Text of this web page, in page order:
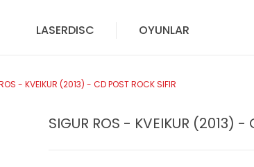
LASERDISC OYUNLAR
- KVEIKUR (2013) - CD POST ROCK SIFIR
SIGUR ROS - KVEIKUR (2013) -